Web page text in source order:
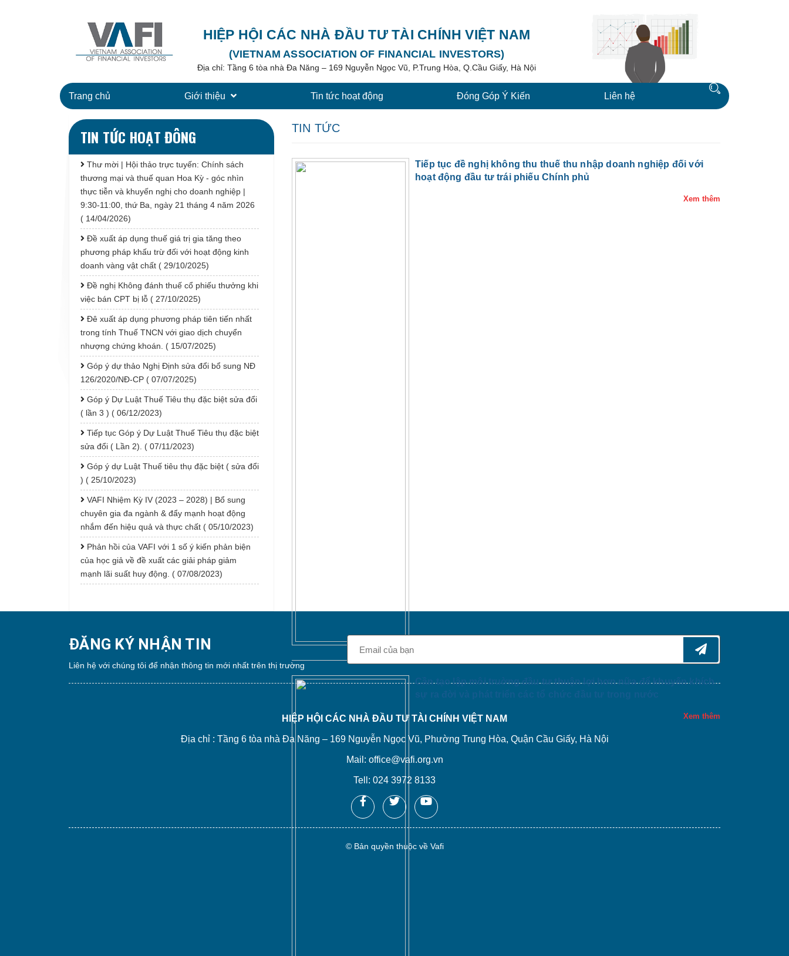
HIỆP HỘI CÁC NHÀ ĐẦU TƯ TÀI CHÍNH VIỆT NAM
(VIETNAM ASSOCIATION OF FINANCIAL INVESTORS)
Địa chỉ: Tầng 6 tòa nhà Đa Năng – 169 Nguyễn Ngọc Vũ, P.Trung Hòa, Q.Cầu Giấy, Hà Nội
Trang chủ Giới thiệu Tin tức hoạt động Đóng Góp Ý Kiến Liên hệ
TIN TỨC HOẠT ĐÔNG
Thư mời | Hội thảo trực tuyến: Chính sách
thương mại và thuế quan Hoa Kỳ - góc nhìn
thực tiễn và khuyến nghị cho doanh nghiệp |
9:30-11:00, thứ Ba, ngày 21 tháng 4 năm 2026
( 14/04/2026)
Đề xuất áp dụng thuế giá trị gia tăng theo
phương pháp khấu trừ đối với hoạt động kinh
doanh vàng vật chất ( 29/10/2025)
Đề nghị Không đánh thuế cổ phiếu thưởng khi
việc bán CPT bị lỗ ( 27/10/2025)
Đê xuất áp dụng phương pháp tiên tiến nhất
trong tính Thuế TNCN với giao dịch chuyển
nhượng chứng khoán. ( 15/07/2025)
Góp ý dự thảo Nghị Định sửa đổi bổ sung NĐ
126/2020/NĐ-CP ( 07/07/2025)
Góp ý Dự Luật Thuế Tiêu thụ đặc biệt sửa đổi
( lần 3 ) ( 06/12/2023)
Tiếp tục Góp ý Dự Luật Thuế Tiêu thụ đặc biệt
sửa đổi ( Lần 2). ( 07/11/2023)
Góp ý dự Luật Thuế tiêu thụ đặc biệt ( sửa đổi
) ( 25/10/2023)
VAFI Nhiệm Kỳ IV (2023 – 2028) | Bổ sung
chuyên gia đa ngành & đẩy mạnh hoạt động
nhắm đến hiệu quả và thực chất ( 05/10/2023)
Phản hồi của VAFI với 1 số ý kiến phản biện
của học giả về đề xuất các giải pháp giảm
mạnh lãi suất huy động. ( 07/08/2023)
TIN TỨC
Tiếp tục đề nghị không thu thuế thu nhập doanh nghiệp đối với
hoạt động đầu tư trái phiếu Chính phủ
Xem thêm
Cần tạo lập môi truờng đầu tư thuận lợi hơn nữa để khuyến khích
Xem thêm
ĐĂNG KÝ NHẬN TIN
Liên hệ với chúng tôi để nhận thông tin mới nhất trên thị trường
HIỆP HỘI CÁC NHÀ ĐẦU TƯ TÀI CHÍNH VIỆT NAM
Địa chỉ : Tầng 6 tòa nhà Đa Năng – 169 Nguyễn Ngọc Vũ, Phường Trung Hòa, Quận Cầu Giấy, Hà Nội
Mail: office@vafi.org.vn
Tell: 024 3972 8133
© Bản quyền thuộc về Vafi